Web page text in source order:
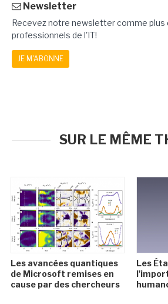
Newsletter
Recevez notre newsletter comme
professionnels de l'IT!
JE M'ABONNE
SUR LE MÊME
Les avancées quantiques
de Microsoft remises en
cause par des chercheurs
Les